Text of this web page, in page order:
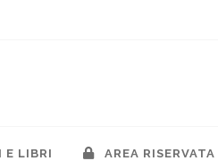
E LIBRI AREA RISERVATA